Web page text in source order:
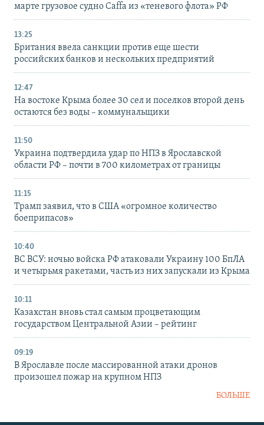
марте грузовое судно Caffa из «теневого флота» РФ
13:25
Британия ввела санкции против еще шести
российских банков и нескольких предприятий
12:47
На востоке Крыма более 30 сел и поселков второй день
остаются без воды – коммунальщики
11:50
Украина подтвердила удар по НПЗ в Ярославской
области РФ – почти в 700 километрах от границы
11:15
Трамп заявил, что в США «огромное количество
боеприпасов»
10:40
ВС ВСУ: ночью войска РФ атаковали Украину 100 БпЛА
и четырьмя ракетами, часть из них запускали из Крыма
10:11
Казахстан вновь стал самым процветающим
государством Центральной Азии – рейтинг
09:19
В Ярославле после массированной атаки дронов
произошел пожар на крупном НПЗ
БОЛЬШЕ